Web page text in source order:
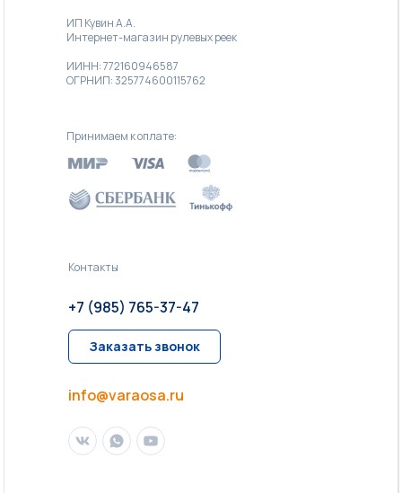
Принимаем к оплате:
Контакты
ИП Кувин А.А.
Интернет-магазин рулевых реек
ИИНН: 772160946587
ОГРНИП: 325774600115762
info@varaosa.ru
+7 (985) 765-37-47
Заказать звонок